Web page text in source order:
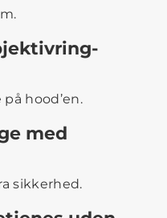
hood’en.
med
sikkerhed.